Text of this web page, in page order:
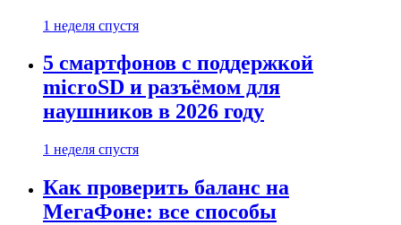
1 неделя спустя
5 смартфонов с поддержкой
microSD и разъёмом для
наушников в 2026 году
1 неделя спустя
Как проверить баланс на
МегаФоне: все способы